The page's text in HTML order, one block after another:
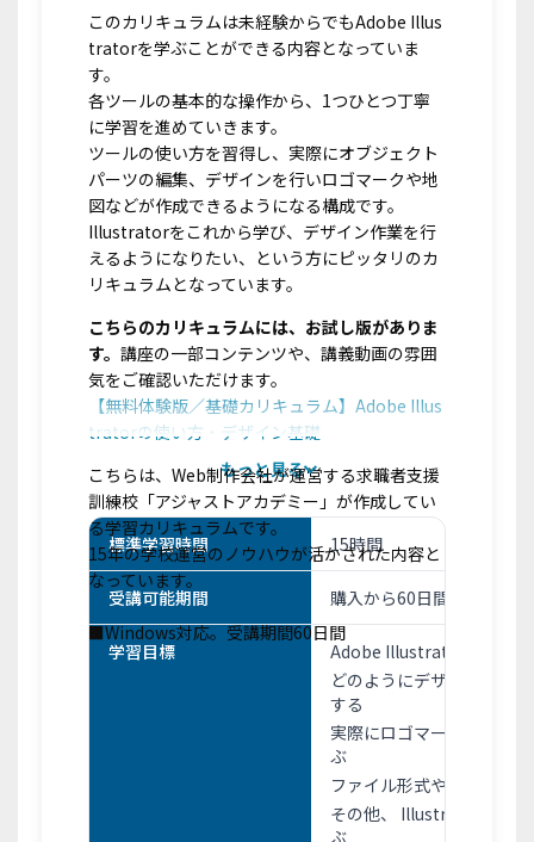
このカリキュラムは未経験からでもAdobe Illus
tratorを学ぶことができる内容となっていま
す。
各ツールの基本的な操作から、1つひとつ丁寧
に学習を進めていきます。
ツールの使い方を習得し、実際にオブジェクト
パーツの編集、デザインを行いロゴマークや地
図などが作成できるようになる構成です。
Illustratorをこれから学び、デザイン作業を行
えるようになりたい、という方にピッタリのカ
リキュラムとなっています。
こちらのカリキュラムには、お試し版がありま
す。 講座の一部コンテンツや、講義動画の雰囲
気をご確認いただけます。
【無料体験版／基礎カリキュラム】Adobe Illus
tratorの使い方・デザイン基礎
こちらは、Web制作会社が運営する求職者支援
訓練校「アジャストアカデミー」が作成してい
る学習カリキュラムです。
15年の学校運営のノウハウが活かされた内容と
なっています。
■Windows対応。受講期間60日間
もっと見る
標準学習時間 15時間
受講可能期間 購入から60日間
学習目標
Adobe Illustratorの使い
どのようにデザインに役
する
実際にロゴマークや地図
ぶ
ファイル形式や書き出し
その他、 Illustratorを使う
ぶ